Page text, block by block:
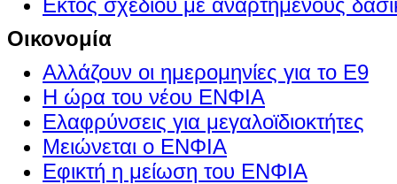
Οικονομία
Αλλάζουν οι ημερομηνίες για το Ε9
Η ώρα του νέου ΕΝΦΙΑ
Ελαφρύνσεις για μεγαλοϊδιοκτήτες
Μειώνεται ο ΕΝΦΙΑ
Εφικτή η μείωση του ΕΝΦΙΑ